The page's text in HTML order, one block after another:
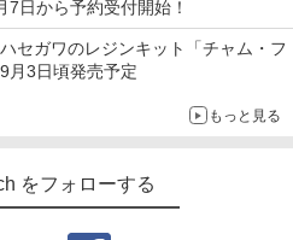
日から予約受付開始！
セガワのレジンキット「チャム・フ
月3日頃発売予定
もっと見る
をフォローする